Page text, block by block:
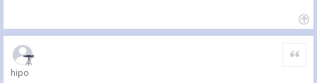
hipo
Citar